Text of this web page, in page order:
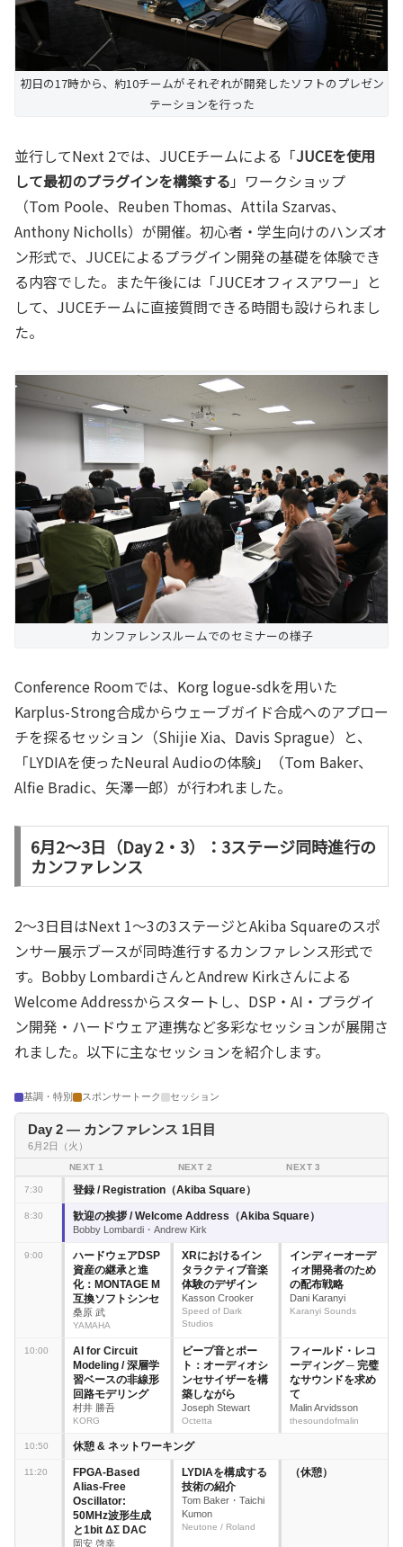
初日の17時から、約10チームがそれぞれが開発したソフトのプレゼン
テーションを行った
並行してNext 2では、JUCEチームによる「JUCEを使用
して最初のプラグインを構築する 」ワークショップ
（Tom Poole、Reuben Thomas、Attila Szarvas、
Anthony Nicholls）が開催。初心者・学生向けのハンズオ
ン形式で、JUCEによるプラグイン開発の基礎を体験でき
る内容でした。また午後には「JUCEオフィスアワー」と
して、JUCEチームに直接質問できる時間も設けられまし
た。
カンファレンスルームでのセミナーの様子
Conference Roomでは、Korg logue-sdkを用いた
Karplus-Strong合成からウェーブガイド合成へのアプロー
チを探るセッション（Shijie Xia、Davis Sprague）と、
「LYDIAを使ったNeural Audioの体験」（Tom Baker、
Alfie Bradic、矢澤一郎）が行われました。
6月2〜3日（Day 2・3）：3ステージ同時進行の
カンファレンス
2〜3日目はNext 1〜3の3ステージとAkiba Squareのスポ
ンサー展示ブースが同時進行するカンファレンス形式で
す。Bobby LombardiさんとAndrew Kirkさんによる
Welcome Addressからスタートし、DSP・AI・プラグイ
ン開発・ハードウェア連携など多彩なセッションが展開さ
れました。以下に主なセッションを紹介します。